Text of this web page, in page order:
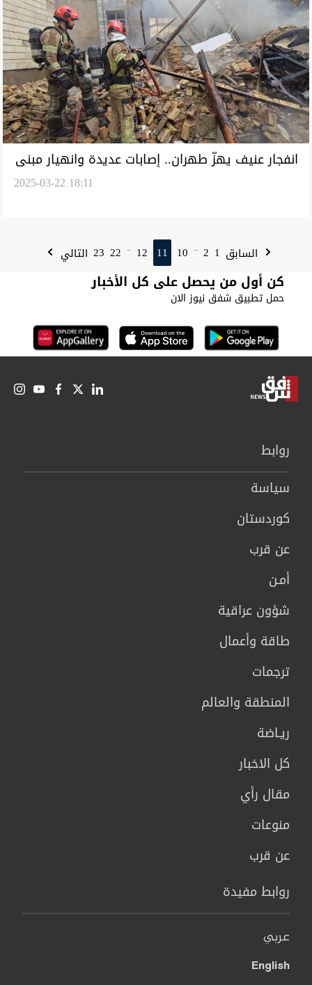
انفجار عنيف يهزّ طهران.. إصابات عديدة وانهيار مبنى
2025-03-22 18:11
السابق 1
2
...
10
11
12
...
22
23 التالي
كن أول من يحصل على كل الأخبار
حمل تطبيق شفق نيوز الان
روابط
سیاسة
كوردستان
عن قرب
أمـن
شؤون عراقية
طاقة وأعمال
ترجمات
المنطقة والعالم
ريـاضة
كل الاخبار
مقال رأي
منوعات
عن قرب
روابط مفيدة
عربي
English